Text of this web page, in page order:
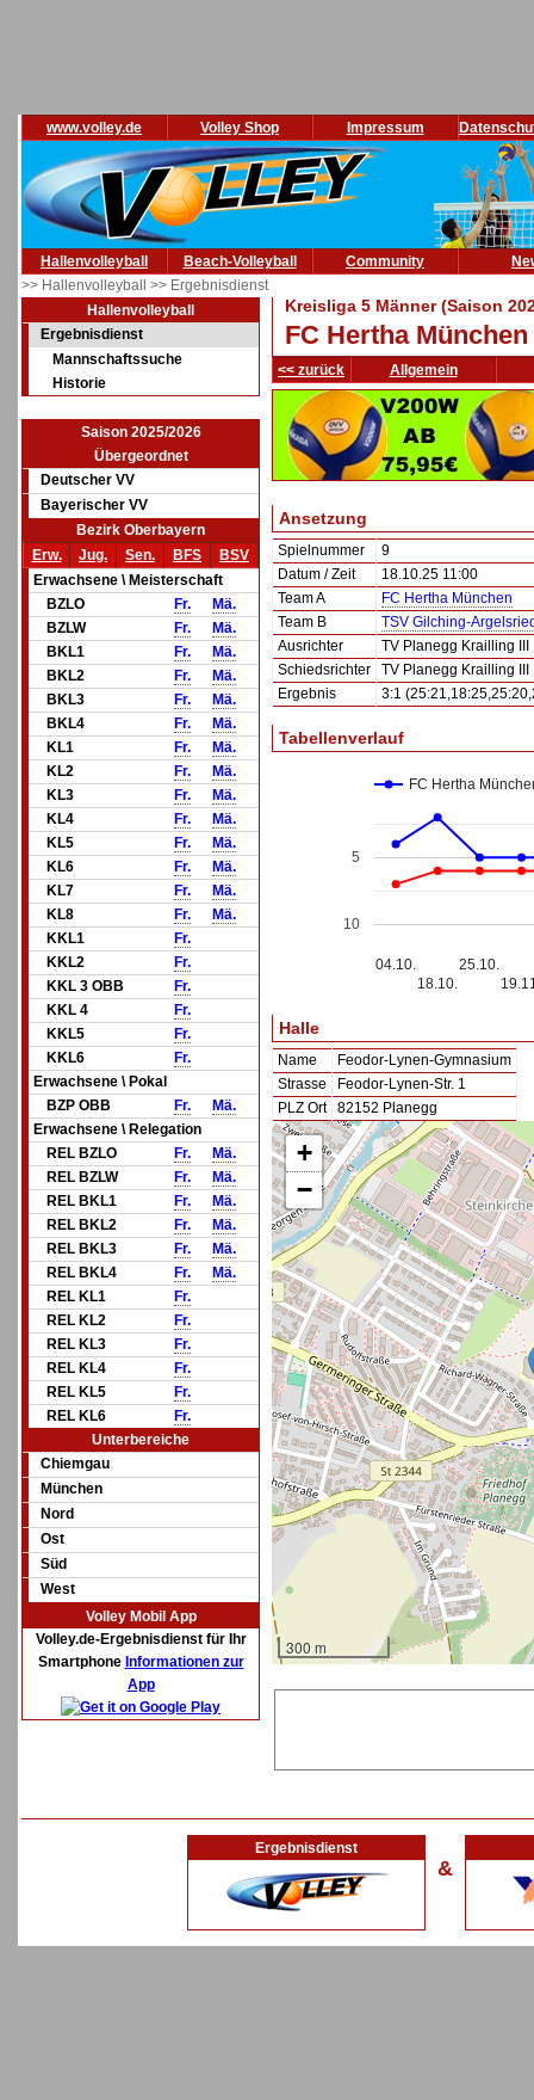
www.volley.de Volley Shop Impressum
Hallenvolleyball Beach-Volleyball Community
>> Hallenvolleyball >> Ergebnisdienst
Hallenvolleyball
Ergebnisdienst
Mannschaftssuche
Historie
Saison 2025/2026
Übergeordnet
Deutscher VV
Bayerischer VV
Bezirk Oberbayern
Erw.
Jug. Sen. BFS
BSV
Erwachsene \ Meisterschaft
BZLO
Fr.
Mä.
BZLW
Fr.
Mä.
BKL1
Fr.
Mä.
BKL2
Fr.
Mä.
BKL3
Fr.
Mä.
BKL4
Fr.
Mä.
KL1
Fr.
Mä.
KL2
Fr.
Mä.
KL3
Fr.
Mä.
KL4
Fr.
Mä.
KL5
Fr.
Mä.
KL6
Fr.
Mä.
KL7
Fr.
Mä.
KL8
Fr.
Mä.
KKL1
Fr.
KKL2
Fr.
KKL 3 OBB
Fr.
KKL 4
Fr.
KKL5
Fr.
KKL6
Fr.
Erwachsene \ Pokal
BZP OBB
Fr.
Mä.
Erwachsene \ Relegation
REL BZLO
Fr.
Mä.
REL BZLW
Fr.
Mä.
REL BKL1
Fr.
Mä.
REL BKL2
Fr.
Mä.
REL BKL3
Fr.
Mä.
REL BKL4
Fr.
Mä.
REL KL1
Fr.
REL KL2
Fr.
REL KL3
Fr.
REL KL4
Fr.
REL KL5
Fr.
REL KL6
Fr.
Unterbereiche
Chiemgau
München
Nord
Ost
Süd
West
Volley Mobil App
Volley.de-Ergebnisdienst für Ihr
Smartphone Informationen zur
App
Kreisliga 5 Männer (Saison
FC Hertha
<< zurück Allgemein
Ansetzung
Spielnummer
9
Datum / Zeit
18.10.25 11:00
Team A
FC Hertha München
Team B
TSV Gilching-
Ausrichter
TV Planegg Krailling III
Schiedsrichter
TV Planegg Krailling III
Ergebnis
3:1
Tabellenverlauf
FC Hertha
04.10.
18.10.
25.10.
5
10
Halle
Name
Feodor-Lynen-Gymnasium
Strasse
Feodor-Lynen-Str. 1
PLZ Ort
82152 Planegg
+
−
300 m
Ergebnisdienst
&